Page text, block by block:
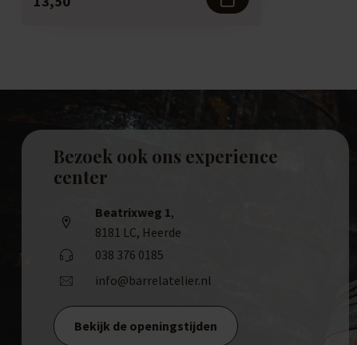
Bezoek ook ons experience
center
Beatrixweg 1,
8181 LC, Heerde
038 376 0185
info@barrelatelier.nl
Bekijk de openingstijden